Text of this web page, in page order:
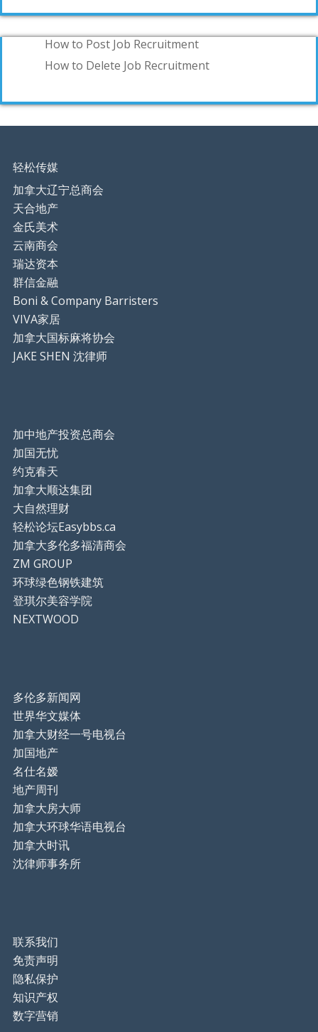
How to Post Job Recruitment
How to Delete Job Recruitment
轻松传媒
加拿大辽宁总商会
天合地产
金氏美术
云南商会
瑞达资本
群信金融
Boni & Company Barristers
VIVA家居
加拿大国标麻将协会
JAKE SHEN 沈律师
加中地产投资总商会
加国无忧
约克春天
加拿大顺达集团
大自然理财
轻松论坛Easybbs.ca
加拿大多伦多福清商会
ZM GROUP
环球绿色钢铁建筑
登琪尔美容学院
NEXTWOOD
多伦多新闻网
世界华文媒体
加拿大财经一号电视台
加国地产
名仕名嫒
地产周刊
加拿大房大师
加拿大环球华语电视台
加拿大时讯
沈律师事务所
联系我们
免责声明
隐私保护
知识产权
数字营销